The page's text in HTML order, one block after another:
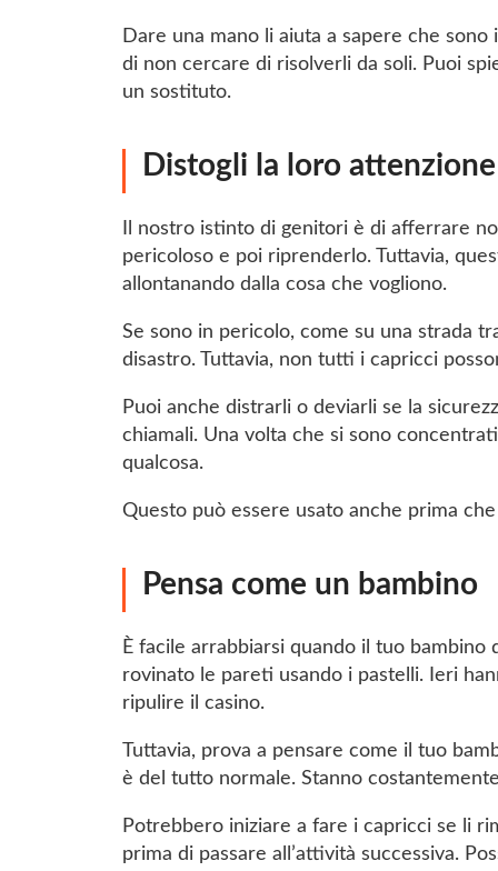
Dare una mano li aiuta a sapere che
di non cercare di risolverli da soli. Puoi
un sostituto.
Distogli la loro attenzione
Il nostro istinto di genitori è di afferrare
pericoloso e poi riprenderlo. Tuttavia,
allontanando dalla cosa che vogliono.
Se sono in pericolo, come su una strada
disastro. Tuttavia, non tutti i capricci
Puoi anche distrarli o deviarli se la
chiamali. Una volta che si sono
qualcosa.
Questo può essere usato anche prima
Pensa come un bambino
È facile arrabbiarsi quando il tuo
rovinato le pareti usando i pastelli. Ieri
ripulire il casino.
Tuttavia, prova a pensare come il tuo
è del tutto normale. Stanno
Potrebbero iniziare a fare i capricci se li
prima di passare all’attività successiva.